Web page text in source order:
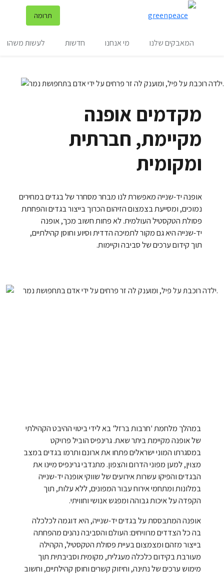
תרומה
המאבקים שלנו מי אנחנו חדשות לעשות משהו
מקדמים אופנה
מקיימת, חברתית
ומקומית
אופנה יד-שנייה מאפשרת לנו מבחר מסחרר של בגדים במחירים
נמוכים, ומסייעת בצמצום הזיהום הכרוך בייצור בגדים והפחתת
פסולת הטקסטיל העולמית. לא פחות חשוב מכך, אופנה
יד-שנייה היא גם מקור לתמיכה הדדית וסיוע וחוסן קהילתיים,
תוך קידום ערכים של סביבה וקיימות.
במהלך מלחמת 'חרבות ברזל' בא לידי ביטוי ההיבט הקהילתי
של אופנה מקיימת ביתר שאת. גרינפיס הוביל פרויקט
במסגרתו המוני ישראלים פתחו את ארונם ותרמו בגדים במצב
מצוין, למען מפוני הדרום והצפון. מתנדבי גרינפיס מיינו את
הבגדים והפיקו עשרות אירועים של שווקי אופנה יד-שנייה
במלונות ומתחמי אירוח עבור המפונים, ללא עלות, תוך
הקפדה על איכות גבוהה ומפגש אנושי וחוויתי.
אופנה המתבססת על בגדים יד-שנייה, היא דוגמה לכלכלה
בה כל הצדדים מרוויחים: העולם והסביבה נהנים מהפחתה
בייצור מזהם ומצמצום בעיית פסולת הטקסטיל, הקהילה
מעורבת בקידום כלכלה מעגלית, מקומית וסביבתית תוך
מימוש ערכים של נתינה, וחיזוק קשרים וחוסן קהילתיים, וחשוב